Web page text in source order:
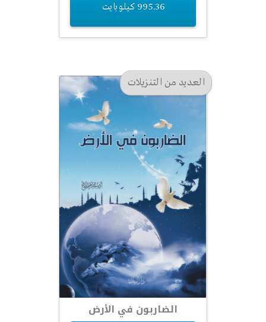
995.36 كيلوبايت
العديد من التنزيلات
الضاربون في الأرض